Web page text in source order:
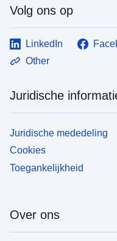
Volg ons op
LinkedIn
Other
Juridische
Juridische mededeling
Cookies
Toegankelijkheid
Over ons